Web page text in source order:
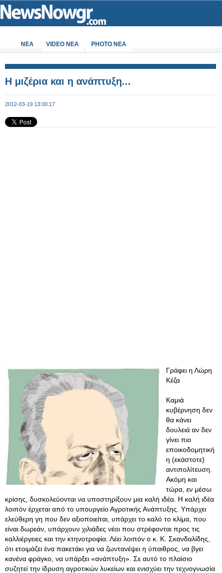
ΝΕΑ VIDEO NEA PHOTO NEA
Η μιζέρια και η ανάπτυξη...
2012-03-19 13:00:17
Γράφει η Λώρη
Κέζα
Καμιά
κυβέρνηση δεν
θα κάνει
δουλειά αν δεν
γίνει πιο
εποικοδομητική
η (εκάστοτε)
αντιπολίτευση.
Ακόμη και
τώρα, εν μέσω
κρίσης, δυσκολεύονται να υποστηρίξουν μια καλή ιδέα. Η καλή ιδέα
λοιπόν έρχεται από το υπουργείο Αγροτικής Ανάπτυξης. Υπάρχει
ελεύθερη γη που δεν αξιοποιείται, υπάρχει το καλό το κλίμα, που
είναι δωρεάν, υπάρχουν χιλιάδες νέοι που στρέφονται προς τις
καλλιέργειες και την κτηνοτροφία. Λέει λοιπόν ο κ. Κ. Σκανδαλίδης,
ότι ετοιμάζει ένα πακετάκι για να ζωντανέψει η ύπαιθρος, να βγει
κανένα φράγκο, να υπάρξει «ανάπτυξη». Σε αυτό το πλαίσιο
συζητεί την ίδρυση αγροτικών λυκείων και ενισχύει την τεχνογνωσία